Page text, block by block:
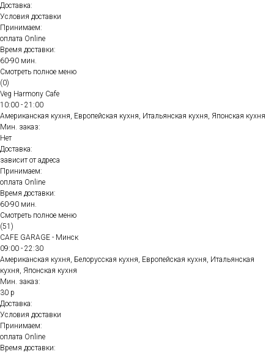
Доставка:
Условия доставки
Принимаем:
оплата Online
Время доставки:
60-90 мин.
Смотреть полное меню
(0)
Veg Harmony Cafe
10:00 - 21:00
Американская кухня, Европейская кухня, Итальянская кухня, Японская кухня
Мин. заказ:
Нет
Доставка:
зависит от адреса
Принимаем:
оплата Online
Время доставки:
60-90 мин.
Смотреть полное меню
(51)
CAFE GARAGE - Минск
09:00 - 22:30
Американская кухня, Белорусская кухня, Европейская кухня, Итальянская
кухня, Японская кухня
Мин. заказ:
30 р
Доставка:
Условия доставки
Принимаем:
оплата Online
Время доставки: